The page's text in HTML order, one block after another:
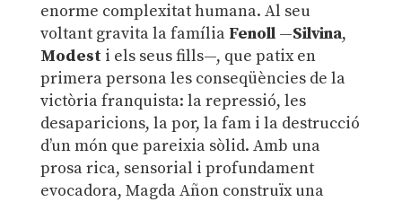
enorme complexitat humana. Al seu
voltant gravita la família Fenoll—Silvina,
Modesti els seus fills—, que patix en
primera persona les conseqüències de la
victòria franquista: la repressió, les
desaparicions, la por, la fam i la destrucció
d’un món que pareixia sòlid. Amb una
prosa rica, sensorial i profundament
evocadora, Magda Añon construïx una